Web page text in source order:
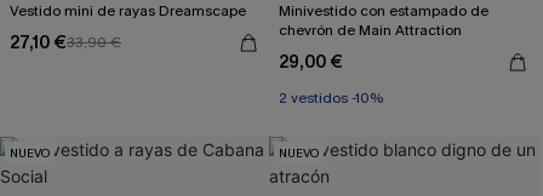
Vestido mini de rayas Dreamscape
27,10 €33,90 €
Minivestido con estampado de
chevrón de Main Attraction
29,00 €
2 vestidos -10%
NUEVO NUEVO